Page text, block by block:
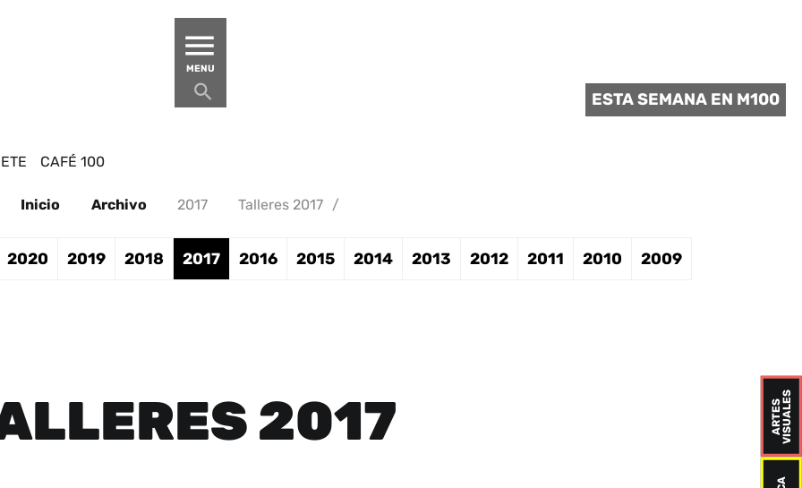
MENU
ARTESVISUALES
CAFÉ 100
Inicio Archivo 2017 Talleres 2017 /
2020 2019 2018 2017 2016 2015 2014 2013 2012 2011 2010 2009
2017
ESTA SEMANA EN M100